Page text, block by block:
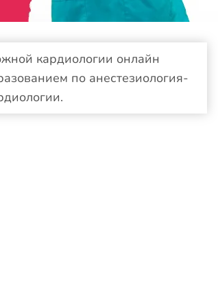
кардиологии онлайн
по анестезиология-